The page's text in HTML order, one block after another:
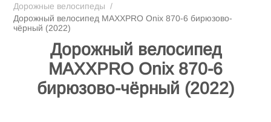
Дорожные велосипеды /
Дорожный велосипед MAXXPRO Onix 870-6 бирюзово-
чёрный (2022)
Дорожный велосипед
MAXXPRO Onix 870-6
бирюзово-чёрный (2022)